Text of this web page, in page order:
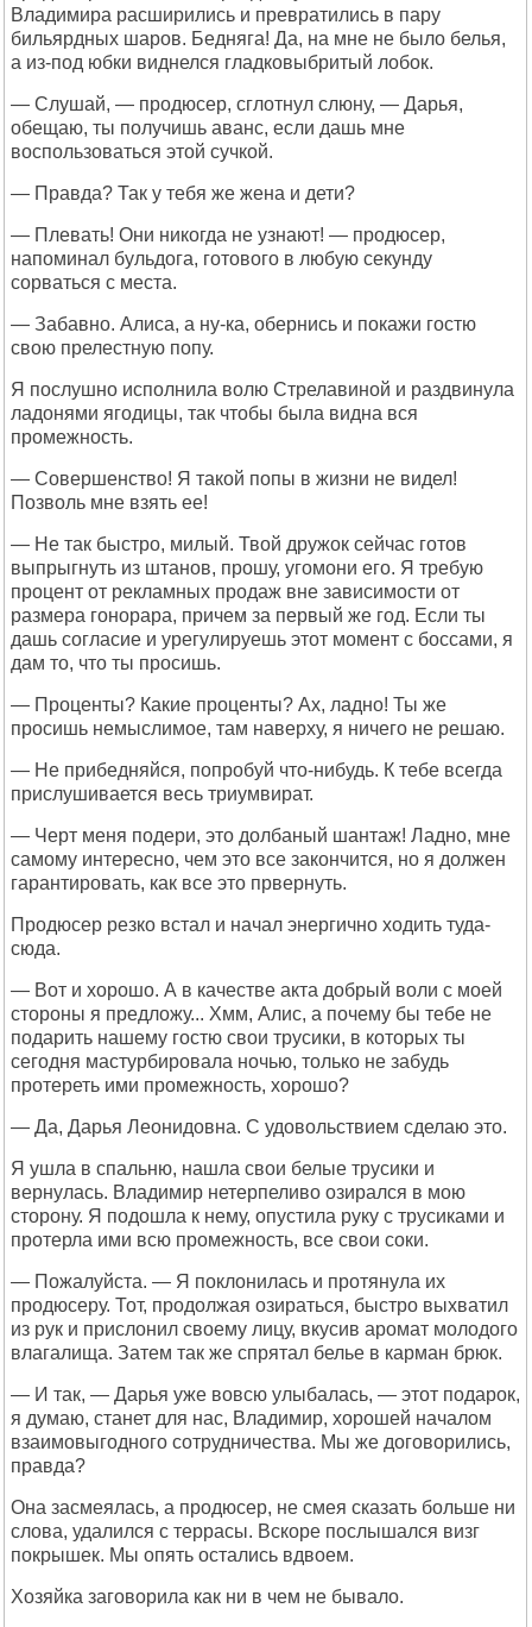
Владимира расширились и превратились в пару
бильярдных шаров. Бедняга! Да, на мне не было белья,
а из-под юбки виднелся гладковыбритый лобок.
— Слушай, — продюсер, сглотнул слюну, — Дарья,
обещаю, ты получишь аванс, если дашь мне
воспользоваться этой сучкой.
— Правда? Так у тебя же жена и дети?
— Плевать! Они никогда не узнают! — продюсер,
напоминал бульдога, готового в любую секунду
сорваться с места.
— Забавно. Алиса, а ну-ка, обернись и покажи гостю
свою прелестную попу.
Я послушно исполнила волю Стрелавиной и раздвинула
ладонями ягодицы, так чтобы была видна вся
промежность.
— Совершенство! Я такой попы в жизни не видел!
Позволь мне взять ее!
— Не так быстро, милый. Твой дружок сейчас готов
выпрыгнуть из штанов, прошу, угомони его. Я требую
процент от рекламных продаж вне зависимости от
размера гонорара, причем за первый же год. Если ты
дашь согласие и урегулируешь этот момент с боссами, я
дам то, что ты просишь.
— Проценты? Какие проценты? Ах, ладно! Ты же
просишь немыслимое, там наверху, я ничего не решаю.
— Не прибедняйся, попробуй что-нибудь. К тебе всегда
прислушивается весь триумвират.
— Черт меня подери, это долбаный шантаж! Ладно, мне
самому интересно, чем это все закончится, но я должен
гарантировать, как все это првернуть.
Продюсер резко встал и начал энергично ходить туда-
сюда.
— Вот и хорошо. А в качестве акта добрый воли с моей
стороны я предложу... Хмм, Алис, а почему бы тебе не
подарить нашему гостю свои трусики, в которых ты
сегодня мастурбировала ночью, только не забудь
протереть ими промежность, хорошо?
— Да, Дарья Леонидовна. С удовольствием сделаю это.
Я ушла в спальню, нашла свои белые трусики и
вернулась. Владимир нетерпеливо озирался в мою
сторону. Я подошла к нему, опустила руку с трусиками и
протерла ими всю промежность, все свои соки.
— Пожалуйста. — Я поклонилась и протянула их
продюсеру. Тот, продолжая озираться, быстро выхватил
из рук и прислонил своему лицу, вкусив аромат молодого
влагалища. Затем так же спрятал белье в карман брюк.
— И так, — Дарья уже вовсю улыбалась, — этот подарок,
я думаю, станет для нас, Владимир, хорошей началом
взаимовыгодного сотрудничества. Мы же договорились,
правда?
Она засмеялась, а продюсер, не смея сказать больше ни
слова, удалился с террасы. Вскоре послышался визг
покрышек. Мы опять остались вдвоем.
Хозяйка заговорила как ни в чем не бывало.